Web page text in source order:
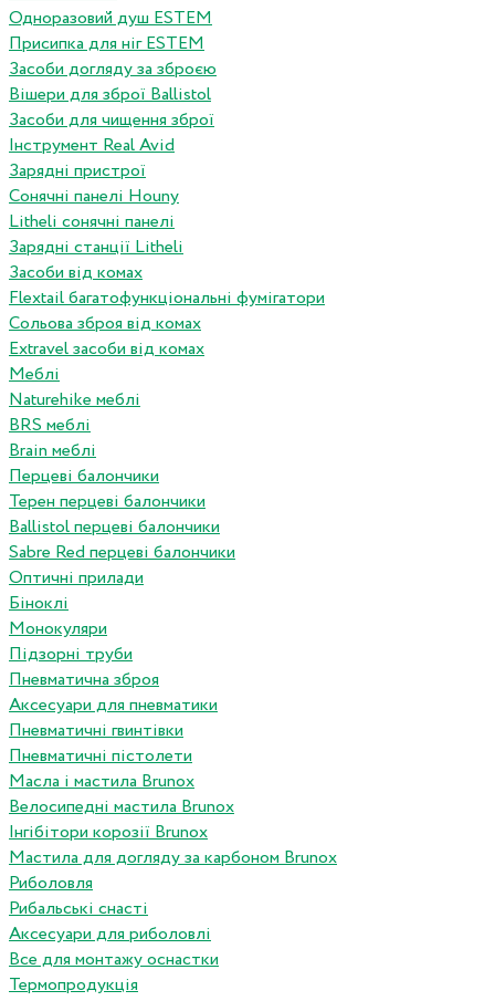
Одноразовий душ ESTEM
Присипка для ніг ESTEM
Засоби догляду за зброєю
Вішери для зброї Ballistol
Засоби для чищення зброї
Інструмент Real Avid
Зарядні пристрої
Сонячні панелі Houny
Litheli сонячні панелі
Зарядні станції Litheli
Засоби від комах
Flextail багатофункціональні фумігатори
Сольова зброя від комах
Extravel засоби від комах
Меблі
Naturehike меблі
BRS меблі
Brain меблі
Перцеві балончики
Терен перцеві балончики
Ballistol перцеві балончики
Sabre Red перцеві балончики
Оптичні прилади
Біноклі
Монокуляри
Підзорні труби
Пневматична зброя
Аксесуари для пневматики
Пневматичні гвинтівки
Пневматичні пістолети
Масла і мастила Brunox
Велосипедні мастила Brunox
Інгібітори корозії Brunox
Мастила для догляду за карбоном Brunox
Риболовля
Рибальські снасті
Аксесуари для риболовлі
Все для монтажу оснастки
Термопродукція